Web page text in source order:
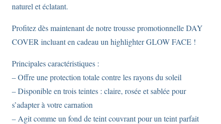
naturel et éclatant.
Profitez dès maintenant de notre trousse promotionnelle DAY
COVER incluant en cadeau un highlighter GLOW FACE !
Principales caractéristiques :
– Offre une protection totale contre les rayons du soleil
– Disponible en trois teintes : claire, rosée et sablée pour
s’adapter à votre carnation
– Agit comme un fond de teint couvrant pour un teint parfait